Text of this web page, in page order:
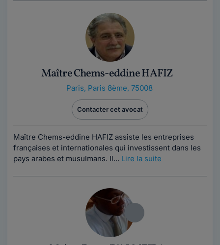
Maître Chems-eddine HAFIZ
Paris, Paris 8ème, 75008
Contacter cet avocat
Maître Chems-eddine HAFIZ assiste les entreprises
françaises et internationales qui investissent dans les
pays arabes et musulmans. Il... Lire la suite